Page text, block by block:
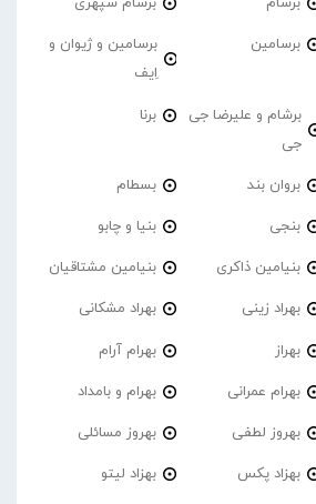
برسامین
برسامین و ژیوان و
اِیف
برشام و علیرضا جی
جی
برنا
بروان بند بسطام
بنجی بنیا و چابو
بنیامین ذاکری بنیامین مشتاقیان
بهراد زینی بهراد مشکانی
بهراز بهرام آرام
بهرام عمرانی بهرام و بامداد
بهروز لطفی بهروز مسائلی
بهزاد پکس بهزاد لیتو